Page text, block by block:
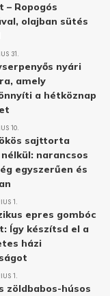
– Ropogós
olajban sütés
31.
nyári
amely
a hétköznap
10.
sajttorta
narancsos
egyszerűen és
1.
epres gombóc
Így készítsd el a
házi
1.
zöldbabos-húsos